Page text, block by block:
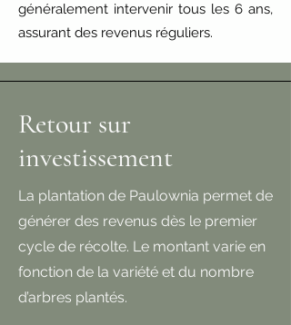
généralement intervenir tous les 6 ans,
assurant des revenus réguliers.
Retour sur
investissement
La plantation de Paulownia permet de
générer des revenus dès le premier
cycle de récolte. Le montant varie en
fonction de la variété et du nombre
d’arbres plantés.